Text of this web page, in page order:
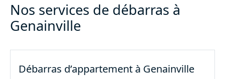
Nos services de débarras à
Genainville
Débarras d’appartement à Genainville